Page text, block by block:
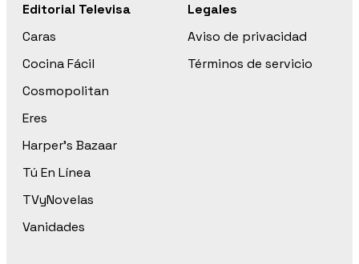
Editorial Televisa
Caras
Cocina Fácil
Cosmopolitan
Eres
Harper’s Bazaar
Tú En Línea
TVyNovelas
Vanidades
Legales
Aviso de privacidad
Términos de servicio